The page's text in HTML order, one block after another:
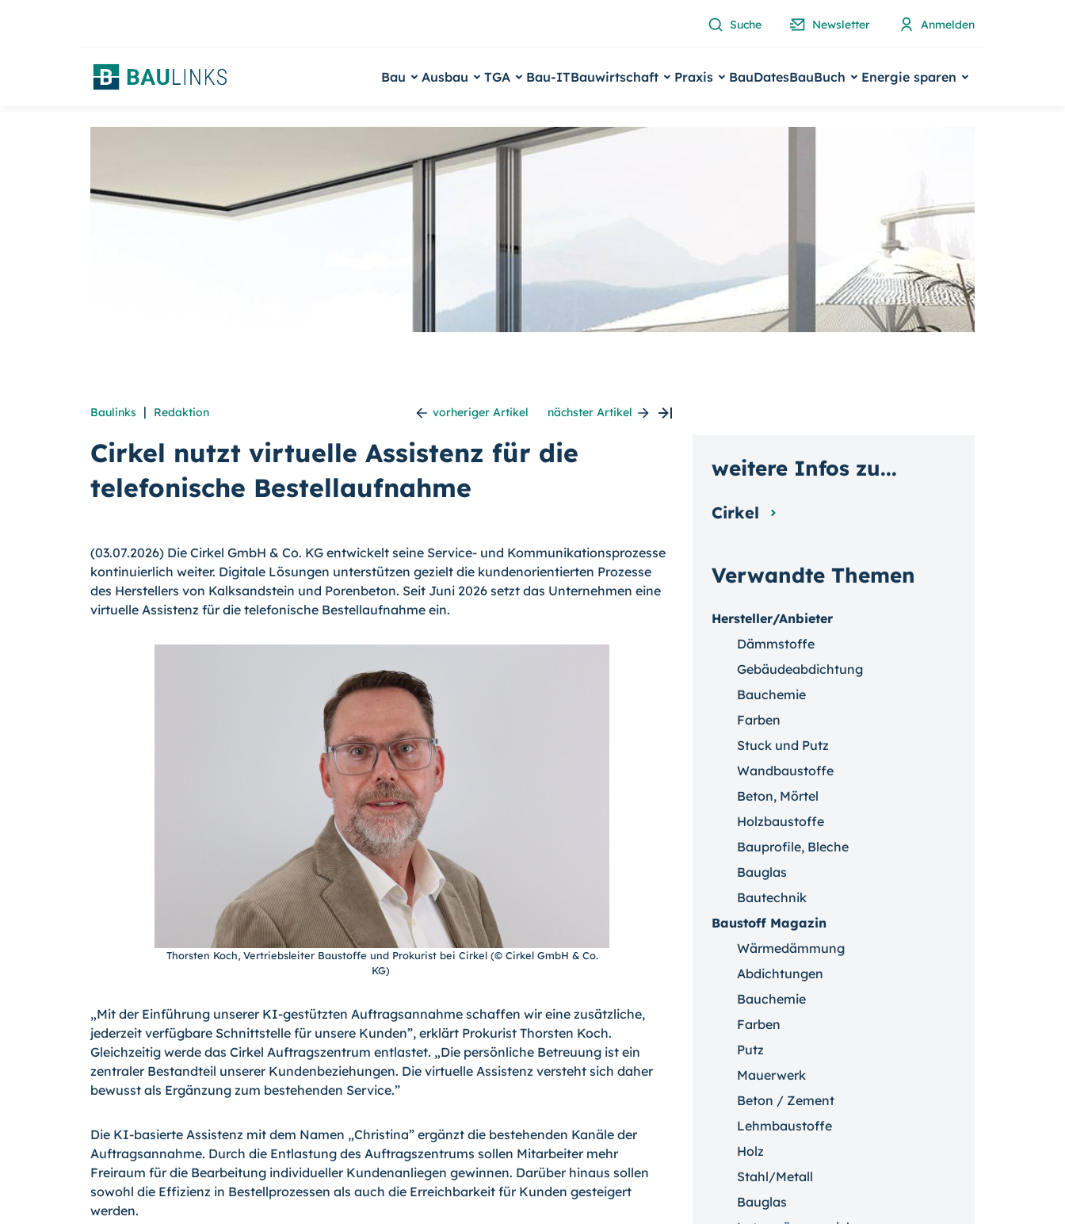
Suche Newsletter Anmelden
Bau Ausbau TGA Bau-ITBauwirtschaft Praxis BauDatesBauBuch Energie sparen
Baulinks | Redaktion vorheriger Artikel nächster Artikel
Cirkel nutzt virtuelle Assistenz für die
telefonische Bestellaufnahme
(03.07.2026) Die Cirkel GmbH & Co. KG entwickelt seine Service- und Kommunikationsprozesse
kontinuierlich weiter. Digitale Lösungen unterstützen gezielt die kundenorientierten Prozesse
des Herstellers von Kalksandstein und Porenbeton. Seit Juni 2026 setzt das Unternehmen eine
virtuelle Assistenz für die telefonische Bestellaufnahme ein.
Thorsten Koch, Vertriebsleiter Baustoffe und Prokurist bei Cirkel (© Cirkel GmbH & Co.
KG)
„Mit der Einführung unserer KI-gestützten Auftragsannahme schaffen wir eine zusätzliche,
jederzeit verfügbare Schnittstelle für unsere Kunden”, erklärt Prokurist Thorsten Koch.
Gleichzeitig werde das Cirkel Auftragszentrum entlastet. „Die persönliche Betreuung ist ein
zentraler Bestandteil unserer Kundenbeziehungen. Die virtuelle Assistenz versteht sich daher
bewusst als Ergänzung zum bestehenden Service.”
Die KI-basierte Assistenz mit dem Namen „Christina” ergänzt die bestehenden Kanäle der
Auftragsannahme. Durch die Entlastung des Auftragszentrums sollen Mitarbeiter mehr
Freiraum für die Bearbeitung individueller Kundenanliegen gewinnen. Darüber hinaus sollen
sowohl die Effizienz in Bestellprozessen als auch die Erreichbarkeit für Kunden gesteigert
werden.
Verwandte Themen
Hersteller/Anbieter
Dämmstoffe
Gebäudeabdichtung
Bauchemie
Farben
Stuck und Putz
Wandbaustoffe
Beton, Mörtel
Holzbaustoffe
Bauprofile, Bleche
Bauglas
Bautechnik
Baustoff Magazin
Wärmedämmung
Abdichtungen
Bauchemie
Farben
Putz
Mauerwerk
Beton / Zement
Lehmbaustoffe
Holz
Stahl/Metall
Bauglas
weitere Infos zu...
Cirkel